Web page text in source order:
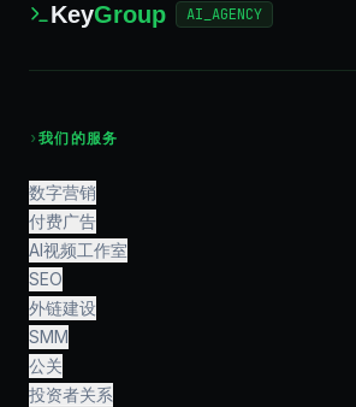
KeyGroup AI_AGENCY
›我们的服务
数字营销
付费广告
AI视频工作室
SEO
外链建设
SMM
公关
投资者关系